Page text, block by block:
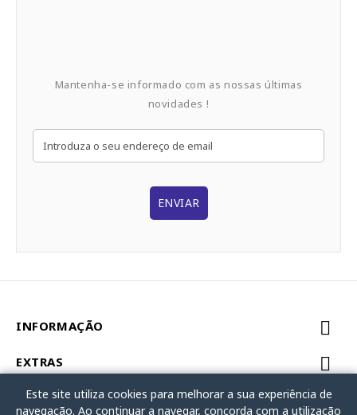
Mantenha-se informado com as nossas últimas
novidades !
ENVIAR
INFORMAÇÃO
EXTRAS
MINHA CONTA
Este site utiliza cookies para melhorar a sua experiência de
navegação. Ao continuar a navegar, concorda com a utilização